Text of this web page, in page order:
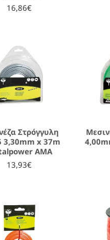
16,86€
Στρόγγυλη
3,30mm x 37m
AMA
13,93€